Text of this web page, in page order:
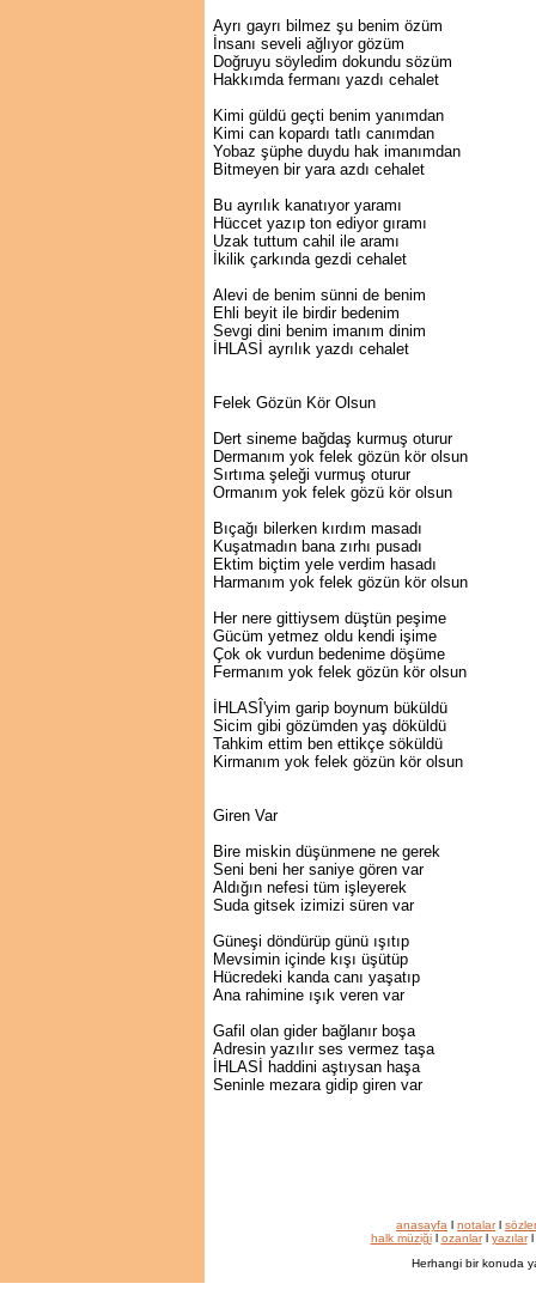
Ayrı gayrı bilmez şu benim özüm
İnsanı seveli ağlıyor gözüm
Doğruyu söyledim dokundu sözüm
Hakkımda fermanı yazdı cehalet
Kimi güldü geçti benim yanımdan
Kimi can kopardı tatlı canımdan
Yobaz şüphe duydu hak imanımdan
Bitmeyen bir yara azdı cehalet
Bu ayrılık kanatıyor yaramı
Hüccet yazıp ton ediyor gıramı
Uzak tuttum cahil ile aramı
İkilik çarkında gezdi cehalet
Alevi de benim sünni de benim
Ehli beyit ile birdir bedenim
Sevgi dini benim imanım dinim
İHLASİ ayrılık yazdı cehalet
Felek Gözün Kör Olsun
Dert sineme bağdaş kurmuş oturur
Dermanım yok felek gözün kör olsun
Sırtıma şeleği vurmuş oturur
Ormanım yok felek gözü kör olsun
Bıçağı bilerken kırdım masadı
Kuşatmadın bana zırhı pusadı
Ektim biçtim yele verdim hasadı
Harmanım yok felek gözün kör olsun
Her nere gittiysem düştün peşime
Gücüm yetmez oldu kendi işime
Çok ok vurdun bedenime döşüme
Fermanım yok felek gözün kör olsun
İHLASÎ'yim garip boynum büküldü
Sicim gibi gözümden yaş döküldü
Tahkim ettim ben ettikçe söküldü
Kirmanım yok felek gözün kör olsun
Giren Var
Bire miskin düşünmene ne gerek
Seni beni her saniye gören var
Aldığın nefesi tüm işleyerek
Suda gitsek izimizi süren var
Güneşi döndürüp günü ışıtıp
Mevsimin içinde kışı üşütüp
Hücredeki kanda canı yaşatıp
Ana rahimine ışık veren var
Gafil olan gider bağlanır boşa
Adresin yazılır ses vermez taşa
İHLASİ haddini aştıysan haşa
Seninle mezara gidip giren var
anasayfa l notalarl sözler
halk müziğil ozanlarl yazılarl
Herhangi bir konuda